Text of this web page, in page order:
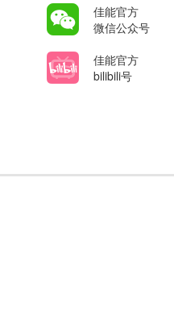
佳能官方
微信公众号
佳能官方
bilibili号